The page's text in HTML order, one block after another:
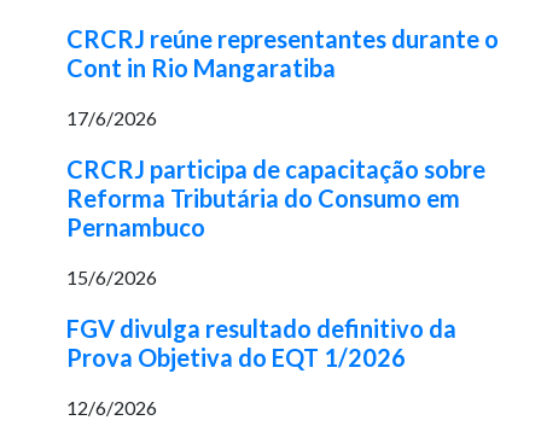
CRCRJ reúne representantes durante o
Cont in Rio Mangaratiba
17/6/2026
CRCRJ participa de capacitação sobre
Reforma Tributária do Consumo em
Pernambuco
15/6/2026
FGV divulga resultado definitivo da
Prova Objetiva do EQT 1/2026
12/6/2026